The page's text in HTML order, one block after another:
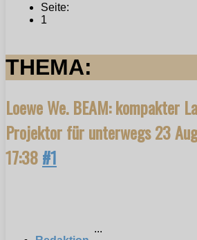
Seite:
1
THEMA:
Loewe We. BEAM: kompakter
Projektor für unterwegs23
17:38#1
...